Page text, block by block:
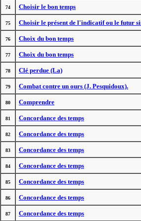
74 Choisir le bon temps
75 Choisir le présent de l'indicatif ou le futur
76 Choix du bon temps
77 Choix du bon temps
78 Clé perdue (La)
79 Combat contre un ours (J. Pesquidoux).
80 Comprendre
81 Concordance des temps
82 Concordance des temps
83 Concordance des temps
84 Concordance des temps
85 Concordance des temps
86 Concordance des temps
87 Concordance des temps